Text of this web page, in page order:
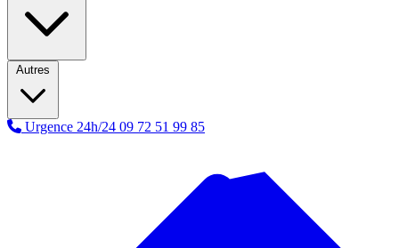
Autres
Urgence 24h/24 09 72 51 99 85